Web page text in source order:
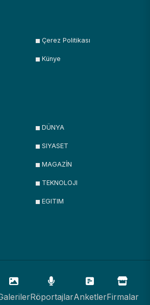
Çerez Politikası
Künye
DÜNYA
SIYASET
MAGAZİN
TEKNOLOJI
EGITIM
RöportajlarAnketlerFirmalar